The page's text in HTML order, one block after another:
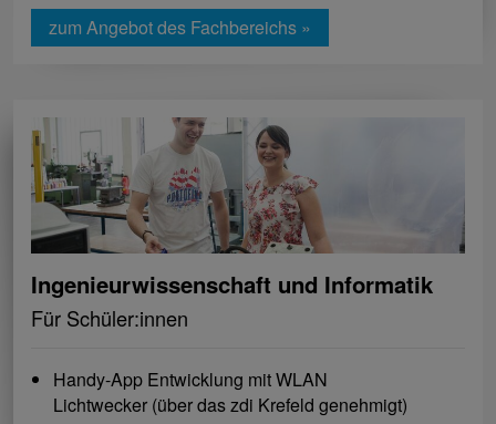
zum Angebot des Fachbereichs »
Ingenieurwissenschaft und Informatik
Für Schüler:innen
Handy-App Entwicklung mit WLAN
Lichtwecker (über das zdi Krefeld genehmigt)